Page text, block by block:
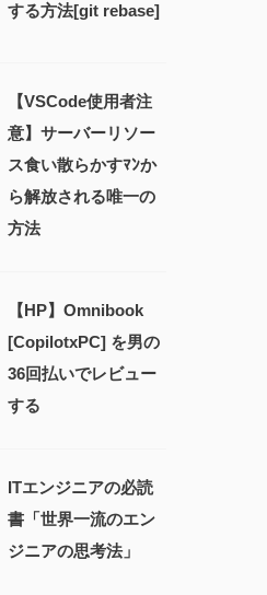
する方法[git rebase]
【VSCode使用者注
意】サーバーリソー
ス食い散らかすﾏﾝか
ら解放される唯一の
方法
【HP】Omnibook
[CopilotxPC] を男の
36回払いでレビュー
する
ITエンジニアの必読
書「世界一流のエン
ジニアの思考法」